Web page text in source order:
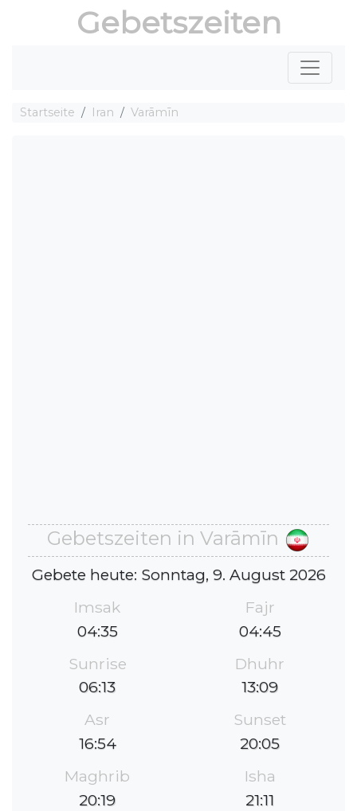
Gebetszeiten
Startseite Iran Varāmīn
Gebetszeiten in Varāmīn
Gebete heute: Sonntag, 9. August 2026
Imsak
04:35
Fajr
04:45
Sunrise
06:13
Dhuhr
13:09
Asr
16:54
Sunset
20:05
Maghrib
20:19
Isha
21:11